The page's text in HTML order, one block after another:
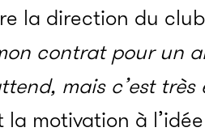
la direction du
contrat pour un
mais c’est
motivation à